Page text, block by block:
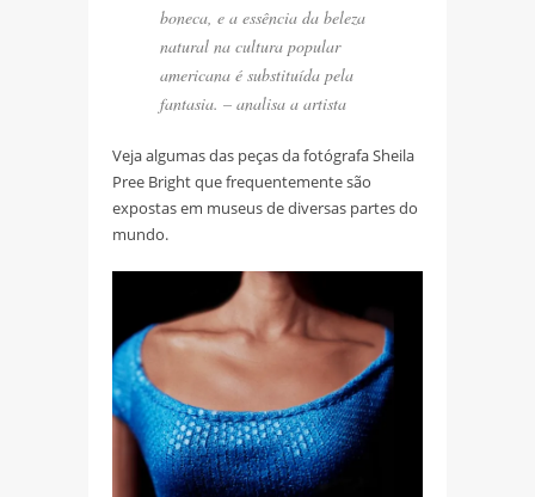
boneca, e a essência da beleza
natural na cultura popular
americana é substituída pela
fantasia. – analisa a artista
Veja algumas das peças da fotógrafa Sheila
Pree Bright que frequentemente são
expostas em museus de diversas partes do
mundo.